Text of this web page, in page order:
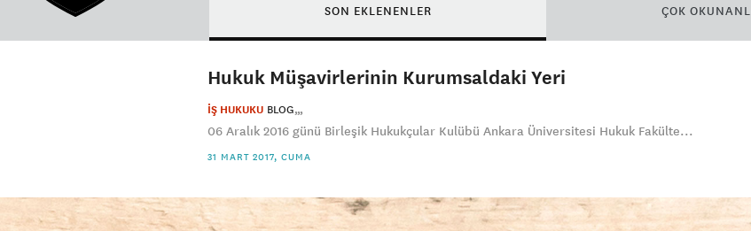
SON EKLENENLER ÇOK
Hukuk Müşavirlerinin Kurumsaldaki Yeri
İŞ HUKUKU BLOG
06 Aralık 2016 günü Birleşik Hukukçular Kulübü Ankara Üniversitesi Hukuk Fakülte...
31 MART 2017, CUMA